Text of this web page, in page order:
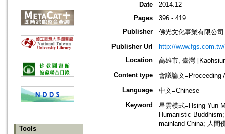
Tools
Date
2014.12
Pages
396 - 419
Publisher
佛光文化事業有限公司
Publisher Url
http://
Location
高雄市, 臺灣
Content type
會議論文=Proceeding
Language
中文=Chinese
Keyword
星雲模式=Hsing Yun
Humanistic
mainland China; 人間